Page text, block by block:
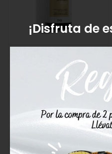
Anticelulítico Pomelo
42,95€
Comprar
¡Disfruta de